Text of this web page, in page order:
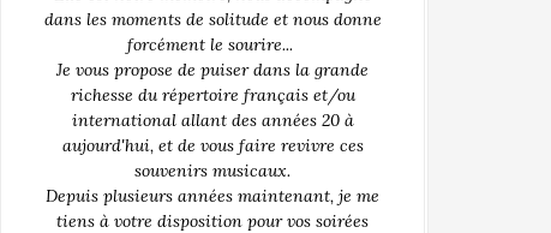
dans les moments de solitude et nous donne
forcément le sourire...
Je vous propose de puiser dans la grande
richesse du répertoire français et/ou
international allant des années 20 à
aujourd'hui, et de vous faire revivre ces
souvenirs musicaux.
Depuis plusieurs années maintenant, je me
tiens à votre disposition pour vos soirées